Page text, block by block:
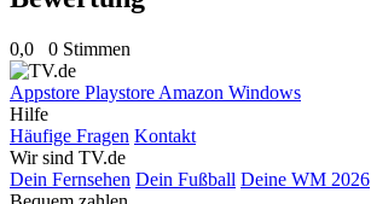
0,0 0 Stimmen
Appstore Playstore Amazon Windows
Hilfe
Häufige Fragen Kontakt
Wir sind TV.de
Dein Fernsehen Dein Fußball Deine WM 2026